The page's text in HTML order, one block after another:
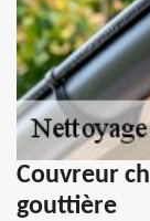
Couvreur
gouttière